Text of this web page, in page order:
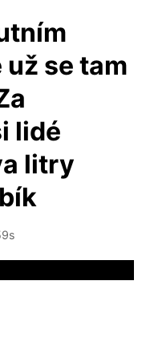
se tam
lidé
litry